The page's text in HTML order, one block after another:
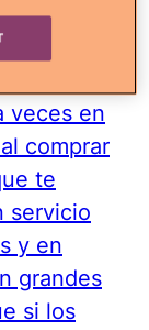
que te
veces en
comprar
te
servicio
y en
grandes
si los